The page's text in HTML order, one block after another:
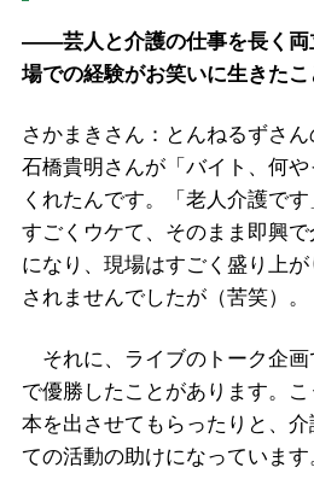
――芸人と介護の仕事を長く両
場での経験がお笑いに生きたこ
さかまきさん：とんねるずさん
石橋貴明さんが「バイト、何
くれたんです。「老人介護で
すごくウケて、そのまま即興
になり、現場はすごく盛り上
されませんでしたが（苦笑）。
それに、ライブのトーク企画
で優勝したことがあります。
本を出させてもらったりと、
ての活動の助けになっています